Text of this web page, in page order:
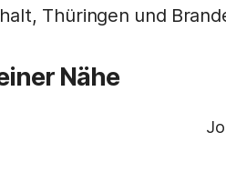
Thüringen und
Nähe